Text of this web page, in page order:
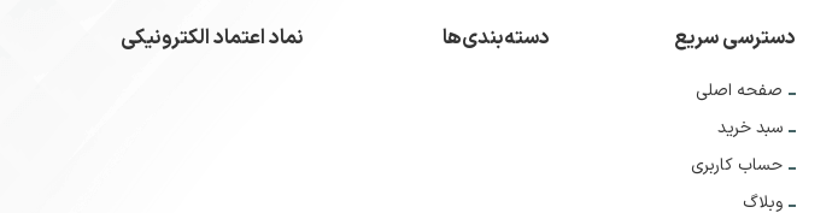
دسترسی سریع
صفحه اصلی
سبد خرید
حساب کاربری
وبلاگ
دسته‌بندی‌ها نماد اعتماد الکترونیکی